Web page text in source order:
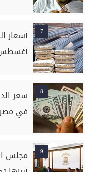
7
أغسطس
8
في مصر
9